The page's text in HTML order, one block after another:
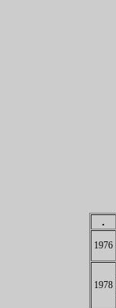
.
1976
1978